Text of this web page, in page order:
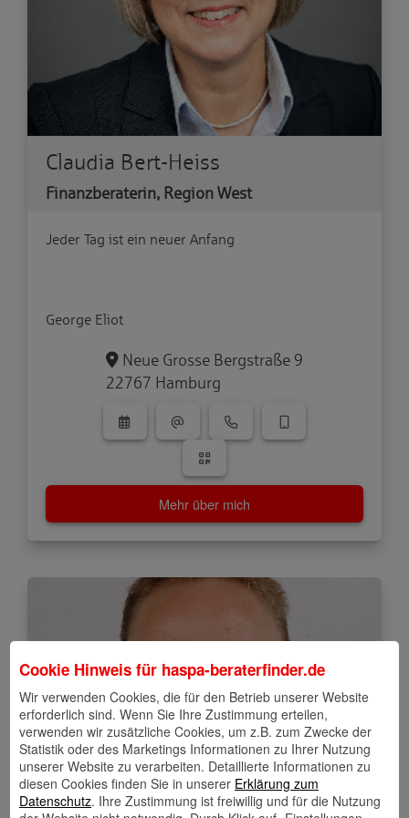
Claudia Bert-Heiss
Finanzberaterin, Region West
Jeder Tag ist ein neuer Anfang
George Eliot
Neue Grosse Bergstraße 9
22767 Hamburg
Mehr über mich
Cookie Hinweis für haspa-beraterfinder.de
Wir verwenden Cookies, die für den Betrieb unserer Website
erforderlich sind. Wenn Sie Ihre Zustimmung erteilen,
verwenden wir zusätzliche Cookies, um z.B. zum Zwecke der
Statistik oder des Marketings Informationen zu Ihrer Nutzung
unserer Website zu verarbeiten. Detaillierte Informationen zu
diesen Cookies finden Sie in unserer Erklärung zum
Datenschutz. Ihre Zustimmung ist freiwillig und für die Nutzung